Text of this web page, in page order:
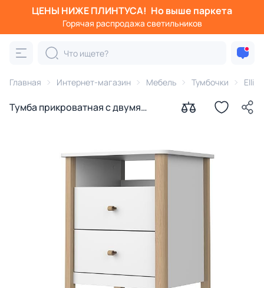
ЦЕНЫ НИЖЕ ПЛИНТУСА! Но выше паркета
Горячая распродажа светильников
Главная Интернет-магазин Мебель Тумбочки
Тумба прикроватная с двумя